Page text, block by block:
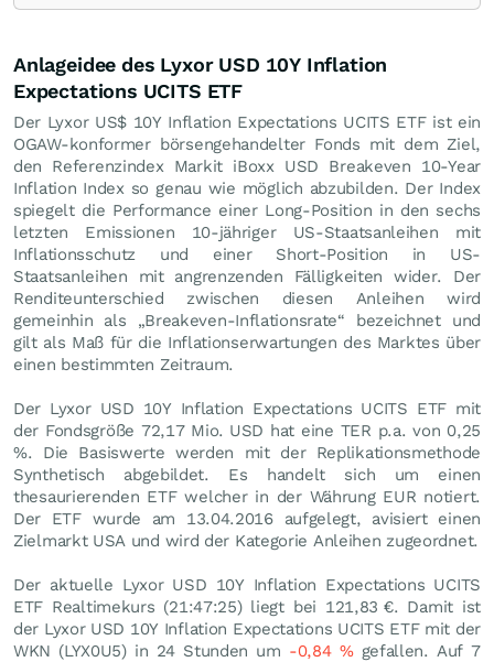
Anlageidee des Lyxor USD 10Y Inflation
Expectations UCITS ETF
Der Lyxor US$ 10Y Inflation Expectations UCITS ETF ist ein
OGAW-konformer börsengehandelter Fonds mit dem Ziel,
den Referenzindex Markit iBoxx USD Breakeven 10-Year
Inflation Index so genau wie möglich abzubilden. Der Index
spiegelt die Performance einer Long-Position in den sechs
letzten Emissionen 10-jähriger US-Staatsanleihen mit
Inflationsschutz und einer Short-Position in US-
Staatsanleihen mit angrenzenden Fälligkeiten wider. Der
Renditeunterschied zwischen diesen Anleihen wird
gemeinhin als „Breakeven-Inflationsrate“ bezeichnet und
gilt als Maß für die Inflationserwartungen des Marktes über
einen bestimmten Zeitraum.
Der Lyxor USD 10Y Inflation Expectations UCITS ETF mit
der Fondsgröße 72,17 Mio. USD hat eine TER p.a. von 0,25
%. Die Basiswerte werden mit der Replikationsmethode
Synthetisch abgebildet. Es handelt sich um einen
thesaurierenden ETF welcher in der Währung EUR notiert.
Der ETF wurde am 13.04.2016 aufgelegt, avisiert einen
Zielmarkt USA und wird der Kategorie Anleihen zugeordnet.
Der aktuelle Lyxor USD 10Y Inflation Expectations UCITS
ETF Realtimekurs (21:47:25) liegt bei 121,83 €. Damit ist
der Lyxor USD 10Y Inflation Expectations UCITS ETF mit der
WKN (LYX0U5) in 24 Stunden um -0,84 %gefallen. Auf 7